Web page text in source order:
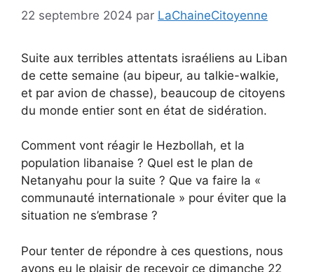
22 septembre 2024 par LaChaineCitoyenne
Suite aux terribles attentats israéliens au Liban
de cette semaine (au bipeur, au talkie-walkie,
et par avion de chasse), beaucoup de citoyens
du monde entier sont en état de sidération.
Comment vont réagir le Hezbollah, et la
population libanaise ? Quel est le plan de
Netanyahu pour la suite ? Que va faire la «
communauté internationale » pour éviter que la
situation ne s’embrase ?
Pour tenter de répondre à ces questions, nous
avons eu le plaisir de recevoir ce dimanche 22